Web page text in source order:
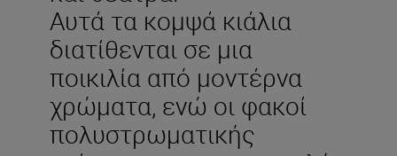
Αυτά τα κομψά κιάλια
διατίθενται σε μια
ποικιλία από μοντέρνα
χρώματα, ενώ οι φακοί
πολυστρωματικής